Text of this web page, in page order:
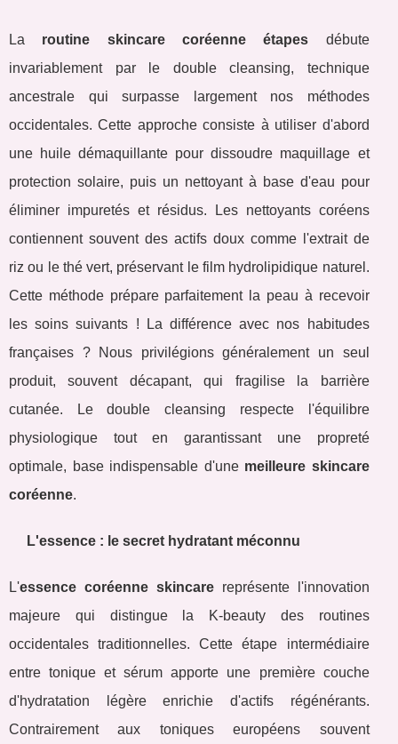
La routine skincare coréenne étapes débute
invariablement par le double cleansing, technique
ancestrale qui surpasse largement nos méthodes
occidentales. Cette approche consiste à utiliser d'abord
une huile démaquillante pour dissoudre maquillage et
protection solaire, puis un nettoyant à base d'eau pour
éliminer impuretés et résidus. Les nettoyants coréens
contiennent souvent des actifs doux comme l'extrait de
riz ou le thé vert, préservant le film hydrolipidique naturel.
Cette méthode prépare parfaitement la peau à recevoir
les soins suivants ! La différence avec nos habitudes
françaises ? Nous privilégions généralement un seul
produit, souvent décapant, qui fragilise la barrière
cutanée. Le double cleansing respecte l'équilibre
physiologique tout en garantissant une propreté
optimale, base indispensable d'une meilleure skincare
coréenne.
L'essence : le secret hydratant méconnu
L'essence coréenne skincarereprésente l'innovation
majeure qui distingue la K-beauty des routines
occidentales traditionnelles. Cette étape intermédiaire
entre tonique et sérum apporte une première couche
d'hydratation légère enrichie d'actifs régénérants.
Contrairement aux toniques européens souvent